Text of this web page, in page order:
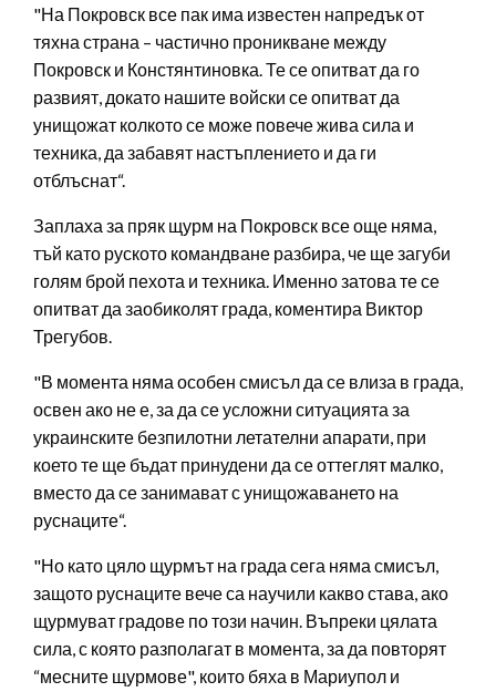
"На Покровск все пак има известен напредък от
тяхна страна – частично проникване между
Покровск и Констянтиновка. Те се опитват да го
развият, докато нашите войски се опитват да
унищожат колкото се може повече жива сила и
техника, да забавят настъплението и да ги
отблъснат“.
Заплаха за пряк щурм на Покровск все още няма,
тъй като руското командване разбира, че ще загуби
голям брой пехота и техника. Именно затова те се
опитват да заобиколят града, коментира Виктор
Трегубов.
"В момента няма особен смисъл да се влиза в града,
освен ако не е, за да се усложни ситуацията за
украинските безпилотни летателни апарати, при
което те ще бъдат принудени да се оттеглят малко,
вместо да се занимават с унищожаването на
руснаците“.
"Но като цяло щурмът на града сега няма смисъл,
защото руснаците вече са научили какво става, ако
щурмуват градове по този начин. Въпреки цялата
сила, с която разполагат в момента, за да повторят
“месните щурмове", които бяха в Мариупол и